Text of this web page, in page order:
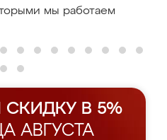
мы работаем
В 5%
АВГУСТА